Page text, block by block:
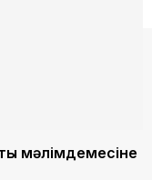
мәлімдемесіне